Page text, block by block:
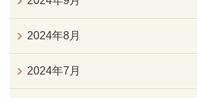
2024年8月
2024年7月